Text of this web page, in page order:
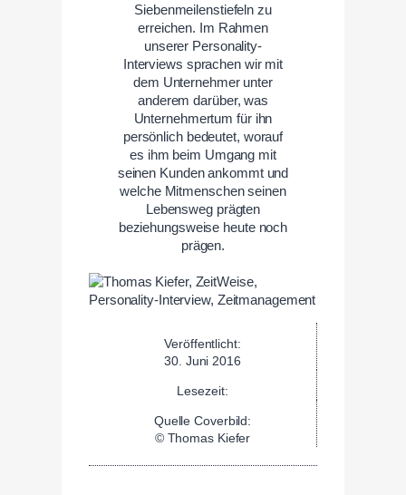
Siebenmeilenstiefeln zu
erreichen. Im Rahmen
unserer Personality-
Interviews sprachen wir mit
dem Unternehmer unter
anderem darüber, was
Unternehmertum für ihn
persönlich bedeutet, worauf
es ihm beim Umgang mit
seinen Kunden ankommt und
welche Mitmenschen seinen
Lebensweg prägten
beziehungsweise heute noch
prägen.
Veröffentlicht:
30. Juni 2016
Lesezeit:
Quelle Coverbild:
© Thomas Kiefer